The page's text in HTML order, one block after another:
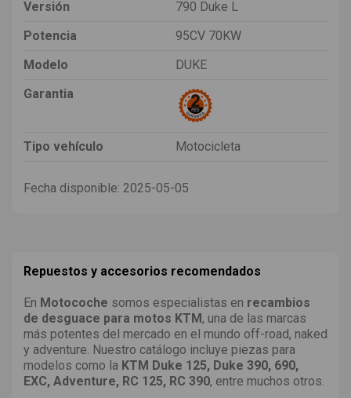
Versión
790 Duke L
Potencia
95CV 70KW
Modelo
DUKE
Garantia
Tipo vehículo Motocicleta
Fecha disponible: 2025-05-05
Repuestos y accesorios recomendados
En Motocoche somos especialistas en recambios
de desguace para motos KTM, una de las marcas
más potentes del mercado en el mundo off-road, naked
y adventure. Nuestro catálogo incluye piezas para
modelos como la KTM Duke 125, Duke 390, 690,
EXC, Adventure, RC 125, RC 390, entre muchos otros.